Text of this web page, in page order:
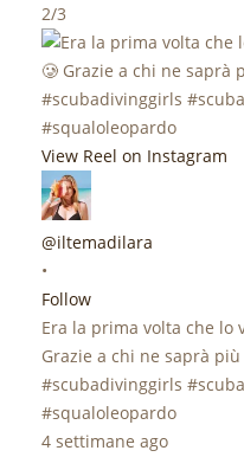
2/3
View Reel on Instagram
@iltemadilara
•
Follow
Era la prima volta che lo
Grazie a chi ne saprà
#scubadivinggirls
#squaloleopardo
4 settimane ago